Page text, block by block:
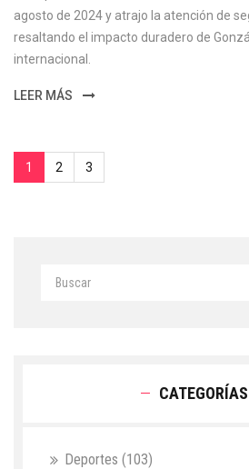
agosto de 2024 y atrajo la atención de
resaltando el impacto duradero de
internacional.
LEER MÁS
1 2 3
CATEGORÍAS
Deportes (103)